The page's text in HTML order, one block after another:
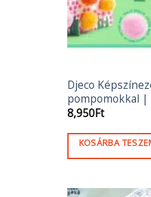
Djeco
pompomokkal |
8,950Ft
KOSÁRBA